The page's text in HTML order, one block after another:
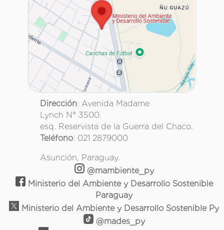
Dirección: Avenida Madame
Lynch N° 3500.
esq. Reservista de la Guerra del Chaco.
Teléfono: 021 2879000
Asunción, Paraguay.
@mambiente_py
Ministerio del Ambiente y Desarrollo Sostenible
Paraguay
Ministerio del Ambiente y Desarrollo Sostenible Py
@mades_py